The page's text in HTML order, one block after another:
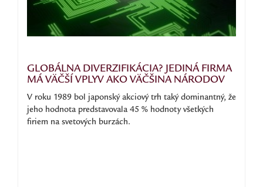
GLOBÁLNA DIVERZIFIKÁCIA? JEDINÁ FIRMA
MÁ VÄČŠÍ VPLYV AKO VÄČŠINA NÁRODOV
V roku 1989 bol japonský akciový trh taký dominantný, že
jeho hodnota predstavovala 45 % hodnoty všetkých
firiem na svetových burzách.